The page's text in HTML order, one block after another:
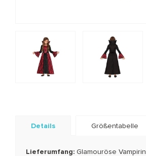
Details Größentabelle
Lieferumfang: Glamouröse